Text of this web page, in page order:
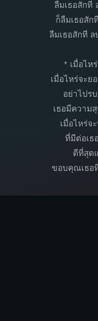
ลืมเธอสักที
ก็ลืมเธอสัก
ลืมเธอสักที ล
* เมื่อไห
เมื่อไหร่จะย
อย่าไปร
เธอมีความ
เมื่อไหร่จ
ที่มีต่อเธ
ดีที่สุด
ขอบคุณเธอ